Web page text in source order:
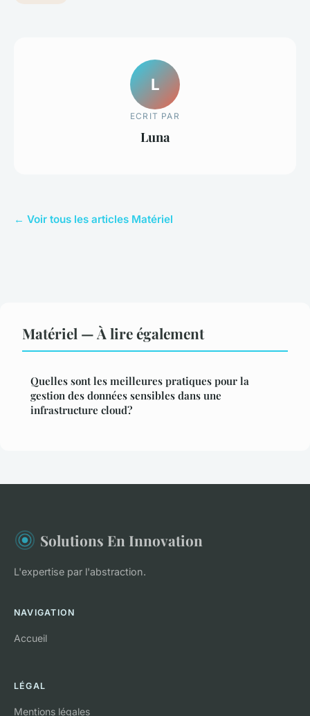
L
ECRIT PAR
Luna
← Voir tous les articles Matériel
Matériel — À lire également
Quelles sont les meilleures pratiques pour la
gestion des données sensibles dans une
infrastructure cloud?
Solutions En Innovation
L'expertise par l'abstraction.
NAVIGATION
Accueil
LÉGAL
Mentions légales